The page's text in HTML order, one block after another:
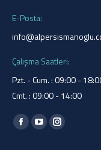
E-Posta:
Çalışma Saatleri:
Pzt. - Cum. : 09:00 -
Cmt. : 09:00 - 14:00
Find us on:
Facebook
YouTubeInstagram